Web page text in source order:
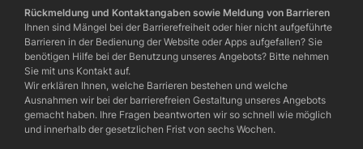
Rückmeldung und Kontaktangaben sowie Meldung von Barrieren
Ihnen sind Mängel bei der Barrierefreiheit oder hier nicht aufgeführte
Barrieren in der Bedienung der Website oder Apps aufgefallen? Sie
benötigen Hilfe bei der Benutzung unseres Angebots? Bitte nehmen
Sie mit uns Kontakt auf.
Wir erklären Ihnen, welche Barrieren bestehen und welche
Ausnahmen wir bei der barrierefreien Gestaltung unseres Angebots
gemacht haben. Ihre Fragen beantworten wir so schnell wie möglich
und innerhalb der gesetzlichen Frist von sechs Wochen.